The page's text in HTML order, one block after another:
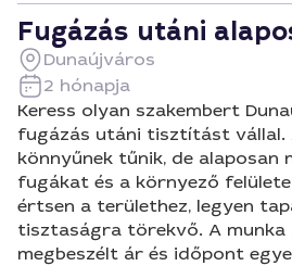
Fugázás utáni
Dunaújváros
2 hónapja
Keress olyan szakembert
fugázás utáni tisztítást vállal.
könnyűnek tűnik, de alaposan
fugákat és a környező
értsen a területhez, legyen
tisztaságra törekvő. A munka
megbeszélt ár és időpont